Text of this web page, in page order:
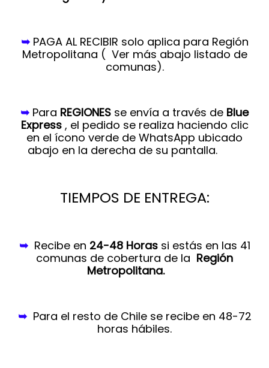
➥ PAGA AL RECIBIR solo aplica para Región
Metropolitana ( Ver más abajo listado de
comunas).
➥ Para REGIONES se envía a través de Blue
Express, el pedido se realiza haciendo clic
en el ícono verde de WhatsApp ubicado
abajo en la derecha de su pantalla.
TIEMPOS DE ENTREGA:
➥ Recibe en 24-48 Horassi estás en las 41
comunas de cobertura de la Región
Metropolitana.
➥ Para el resto de Chile se recibe en 48-72
horas hábiles.